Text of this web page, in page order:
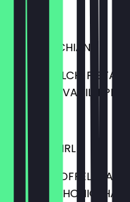
KIM PISTACHIAN
MANDELMILCH,
PISTAZIEN,
GOLDEN GIRL
SÜSSKARTOFFEL,
KURKUMA, HONIG,